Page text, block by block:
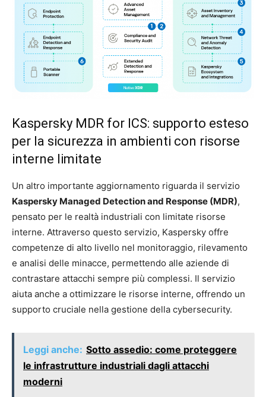
Kaspersky MDR for ICS: supporto esteso
per la sicurezza in ambienti con risorse
interne limitate
Un altro importante aggiornamento riguarda il servizio
Kaspersky Managed Detection and Response (MDR),
pensato per le realtà industriali con limitate risorse
interne. Attraverso questo servizio, Kaspersky offre
competenze di alto livello nel monitoraggio, rilevamento
e analisi delle minacce, permettendo alle aziende di
contrastare attacchi sempre più complessi. Il servizio
aiuta anche a ottimizzare le risorse interne, offrendo un
supporto cruciale nella gestione della cybersecurity.
Leggi anche: Sotto assedio: come proteggere
le infrastrutture industriali dagli attacchi
moderni